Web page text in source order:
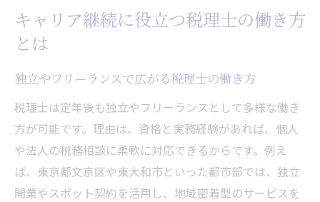
キャリア継続に役立つ税理士の働き方
とは
独立やフリーランスで広がる税理士の働き方
税理士は定年後も独立やフリーランスとして多様な働き
方が可能です。理由は、資格と実務経験があれば、個人
や法人の税務相談に柔軟に対応できるからです。例え
ば、東京都文京区や東大和市といった都市部では、独立
開業やスポット契約を活用し、地域密着型のサービスを